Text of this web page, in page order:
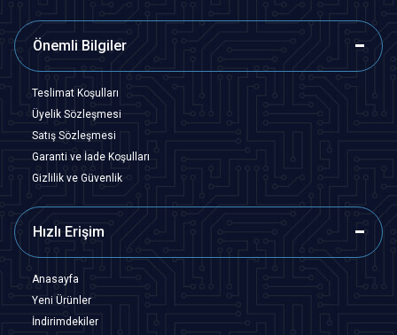
Önemli Bilgiler
Teslimat Koşulları
Üyelik Sözleşmesi
Satış Sözleşmesi
Garanti ve İade Koşulları
Gizlilik ve Güvenlik
Hızlı Erişim
Anasayfa
Yeni Ürünler
İndirimdekiler